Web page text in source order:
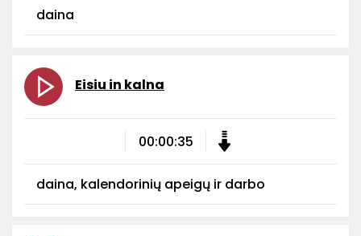
daina
Eisiu in kalna
00:00:35
daina, kalendorinių apeigų ir darbo